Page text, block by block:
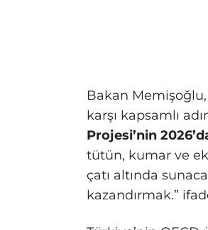
Bakan Memişoğlu,
karşı kapsamlı
Projesi’nin
tütün, kumar ve
çatı altında
kazandırmak.”